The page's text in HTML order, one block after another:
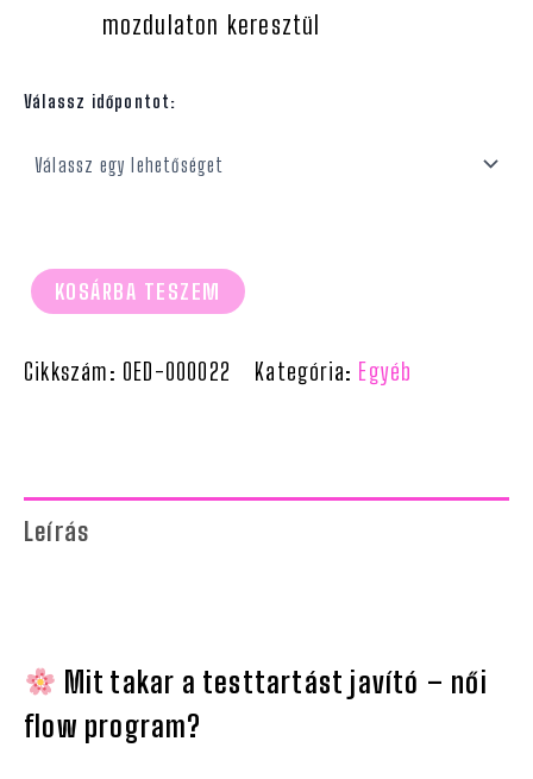
mozdulaton keresztül
Válassz időpontot:
KOSÁRBA TESZEM
Cikkszám: OED-000022 Kategória: Egyéb
Leírás
Mit takar a testtartást javító – női
flow program?